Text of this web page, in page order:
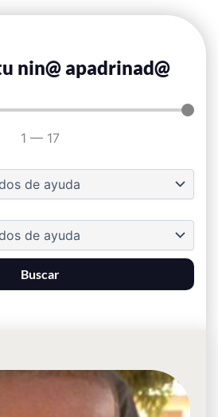
nin@ apadrinad@
1 — 17
Buscar